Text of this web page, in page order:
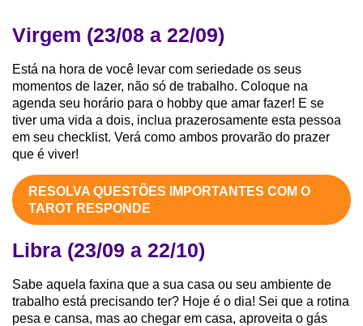
Virgem (23/08 a 22/09)
Está na hora de você levar com seriedade os seus
momentos de lazer, não só de trabalho. Coloque na
agenda seu horário para o hobby que amar fazer! E se
tiver uma vida a dois, inclua prazerosamente esta pessoa
em seu checklist. Verá como ambos provarão do prazer
que é viver!
RESOLVA QUESTÕES IMPORTANTES COM O
TAROT RESPONDE
Libra (23/09 a 22/10)
Sabe aquela faxina que a sua casa ou seu ambiente de
trabalho está precisando ter? Hoje é o dia! Sei que a rotina
pesa e cansa, mas ao chegar em casa, aproveita o gás